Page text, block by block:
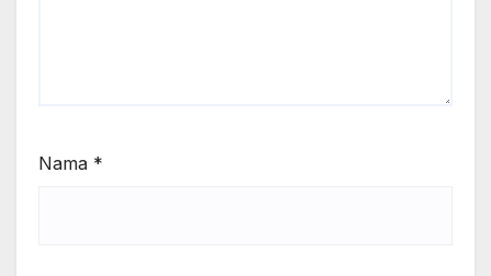
Nama *